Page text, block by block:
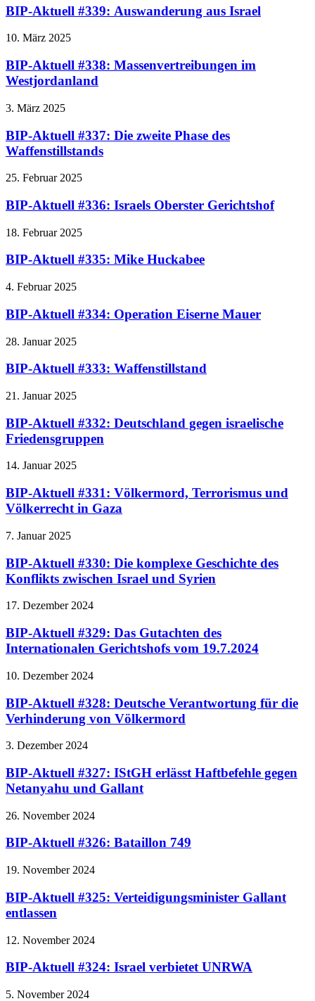
BIP-Aktuell #339: Auswanderung aus Israel
10. März 2025
BIP-Aktuell #338: Massenvertreibungen im
Westjordanland
3. März 2025
BIP-Aktuell #337: Die zweite Phase des
Waffenstillstands
25. Februar 2025
BIP-Aktuell #336: Israels Oberster Gerichtshof
18. Februar 2025
BIP-Aktuell #335: Mike Huckabee
4. Februar 2025
BIP-Aktuell #334: Operation Eiserne Mauer
28. Januar 2025
BIP-Aktuell #333: Waffenstillstand
21. Januar 2025
BIP-Aktuell #332: Deutschland gegen israelische
Friedensgruppen
14. Januar 2025
BIP-Aktuell #331: Völkermord, Terrorismus und
Völkerrecht in Gaza
7. Januar 2025
BIP-Aktuell #330: Die komplexe Geschichte des
Konflikts zwischen Israel und Syrien
17. Dezember 2024
BIP-Aktuell #329: Das Gutachten des
Internationalen Gerichtshofs vom 19.7.2024
10. Dezember 2024
BIP-Aktuell #328: Deutsche Verantwortung für die
Verhinderung von Völkermord
3. Dezember 2024
BIP-Aktuell #327: IStGH erlässt Haftbefehle gegen
Netanyahu und Gallant
26. November 2024
BIP-Aktuell #326: Bataillon 749
19. November 2024
BIP-Aktuell #325: Verteidigungsminister Gallant
entlassen
12. November 2024
BIP-Aktuell #324: Israel verbietet UNRWA
5. November 2024